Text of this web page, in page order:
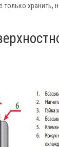
хранить,